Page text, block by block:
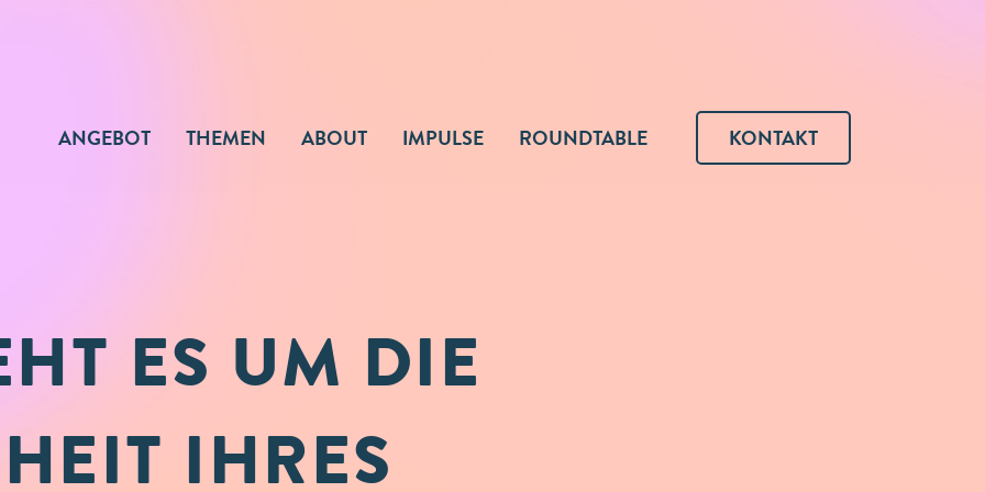
ANGEBOT
THEMEN ABOUT IMPULSE ROUNDTABLE KONTAKT
ES UM DIE
IHRES